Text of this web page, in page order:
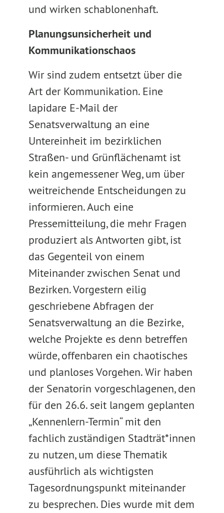
und wirken schablonenhaft.
Planungsunsicherheit und
Kommunikationschaos
Wir sind zudem entsetzt über die
Art der Kommunikation. Eine
lapidare E-Mail der
Senatsverwaltung an eine
Untereinheit im bezirklichen
Straßen- und Grünflächenamt ist
kein angemessener Weg, um über
weitreichende Entscheidungen zu
informieren. Auch eine
Pressemitteilung, die mehr Fragen
produziert als Antworten gibt, ist
das Gegenteil von einem
Miteinander zwischen Senat und
Bezirken. Vorgestern eilig
geschriebene Abfragen der
Senatsverwaltung an die Bezirke,
welche Projekte es denn betreffen
würde, offenbaren ein chaotisches
und planloses Vorgehen. Wir haben
der Senatorin vorgeschlagenen, den
für den 26.6. seit langem geplanten
„Kennenlern-Termin“ mit den
fachlich zuständigen Stadträt*innen
zu nutzen, um diese Thematik
ausführlich als wichtigsten
Tagesordnungspunkt miteinander
zu besprechen. Dies wurde mit dem